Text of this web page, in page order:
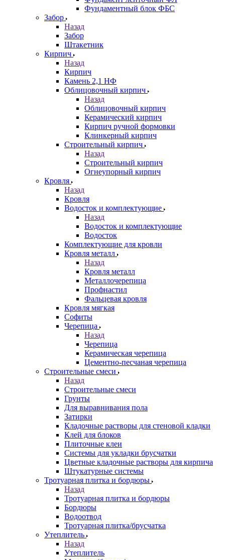
Фундаментный блок ФБС
Забор
Назад
Забор
Штакетник
Кирпич
Назад
Кирпич
Камень 2,1 НФ
Облицовочный кирпич
Назад
Облицовочный кирпич
Керамический кирпич
Кирпич ручной формовки
Клинкерный кирпич
Строительный кирпич
Назад
Строительный кирпич
Огнеупорный кирпич
Кровля
Назад
Кровля
Водосток и комплектующие
Назад
Водосток и комплектующие
Водосток
Комплектующие для кровли
Кровля металл
Назад
Кровля металл
Металлочерепица
Профнастил
Фальцевая кровля
Кровля мягкая
Софиты
Черепица
Назад
Черепица
Керамическая черепица
Цементно-песчаная черепица
Строительные смеси
Назад
Строительные смеси
Грунты
Для выравнивания пола
Затирки
Кладочные растворы для стеновой кладки
Клей для блоков
Плиточные клеи
Системы для укладки брусчатки
Цветные кладочные растворы для кирпича
Штукатурные системы
Тротуарная плитка и бордюры
Назад
Тротуарная плитка и бордюры
Бордюры
Водоотвод
Тротуарная плитка/брусчатка
Утеплитель
Назад
Утеплитель